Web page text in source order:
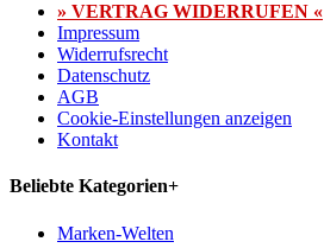
» VERTRAG WIDERRUFEN «
Impressum
Widerrufsrecht
Datenschutz
AGB
Cookie-Einstellungen anzeigen
Kontakt
Beliebte Kategorien+
Marken-Welten